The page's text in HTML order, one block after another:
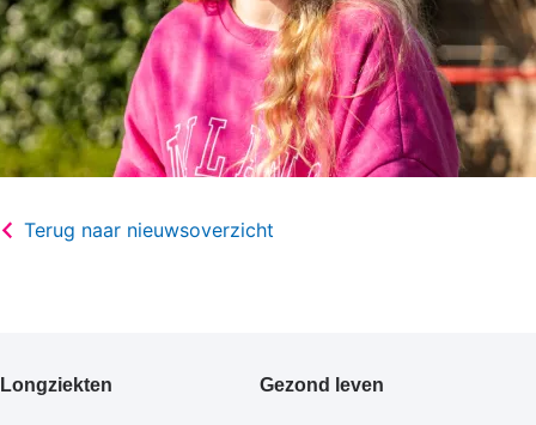
Terug naar nieuwsoverzicht
Primair
Longziekten Gezond leven